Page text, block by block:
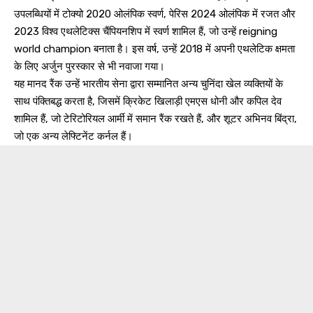
उपलब्धियों में टोक्यो 2020 ओलंपिक स्वर्ण, पेरिस 2024 ओलंपिक में रजत और
2023 विश्व एथलेटिक्स चैंपियनशिप में स्वर्ण शामिल हैं, जो उन्हें reigning
world champion बनाता है। इस वर्ष, उन्हें 2018 में अपनी एथलेटिक क्षमता
के लिए अर्जुन पुरस्कार से भी नवाजा गया।
यह मानद रैंक उन्हें भारतीय सेना द्वारा सम्मानित अन्य चुनिंदा खेल व्यक्तियों के
साथ पंक्तिबद्ध करता है, जिसमें क्रिकेट खिलाड़ी एमएस धोनी और कपिल देव
शामिल हैं, जो टेरिटोरियल आर्मी में समान रैंक रखते हैं, और शूटर अभिनव बिंद्रा,
जो एक अन्य लेफ्टिनेंट कर्नल हैं।